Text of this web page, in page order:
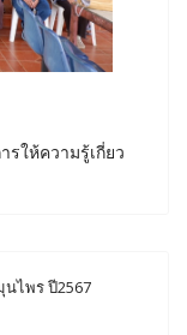
รให้ความรู้เกี่ยว
ไพร ปี2567